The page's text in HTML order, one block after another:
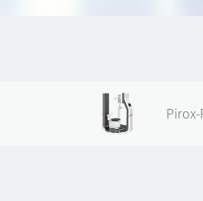
Pirox-